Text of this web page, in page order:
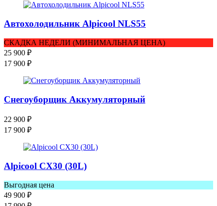
Автохолодильник Alpicool NLS55
СКАДКА НЕДЕЛИ (МИНИМАЛЬНАЯ ЦЕНА)
25 900 ₽
17 900 ₽
Снегоуборщик Аккумуляторный
22 900 ₽
17 900 ₽
Alpicool CX30 (30L)
Выгодная цена
49 900 ₽